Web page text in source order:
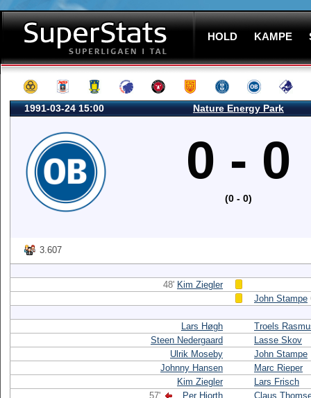
HOLD KAMPE
1991-03-24 15:00 Nature Energy Park
0 - 0
(0 - 0)
3.607
48' Kim Ziegler
John Stampe
Lars Høgh
Troels
Steen Nedergaard
Lasse Skov
Ulrik Moseby
John Stampe
Johnny Hansen
Marc Rieper
Kim Ziegler
Lars Frisch
57'
Per Hjorth
Claus